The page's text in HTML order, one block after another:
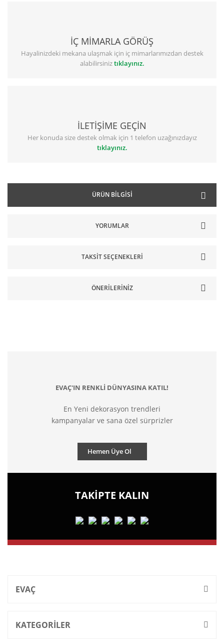
İÇ MİMARLA GÖRÜŞ
Hayalinizdeki mekana ulaşmak için iç mimarlarımızdan destek
alabilirsiniztıklayınız.
İLETİŞİME GEÇİN
Her konuda size destek olmak için 1 telefon uzağınızdayız
tıklayınız.
ÜRÜN BILGISI
YORUMLAR
TAKSIT SEÇENEKLERI
ÖNERILERINIZ
EVAÇ'IN RENKLİ DÜNYASINA KATIL!
En Yeni dekorasyon trendleri
kampanyalar ve sana özel sürprizler
Hemen Üye Ol
TAKİPTE KALIN
EVAÇ
KATEGORİLER